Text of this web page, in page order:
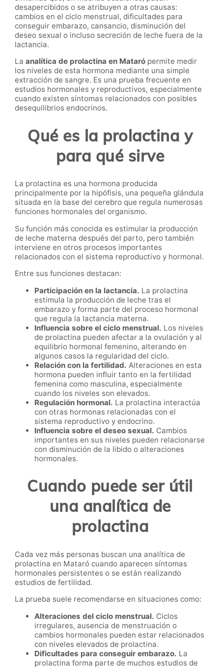
desapercibidos o se atribuyen a otras causas:
cambios en el ciclo menstrual, dificultades para
conseguir embarazo, cansancio, disminución del
deseo sexual o incluso secreción de leche fuera de la
lactancia.
La analítica de prolactina en Mataró permite medir
los niveles de esta hormona mediante una simple
extracción de sangre. Es una prueba frecuente en
estudios hormonales y reproductivos, especialmente
cuando existen síntomas relacionados con posibles
desequilibrios endocrinos.
Qué es la prolactina y
para qué sirve
La prolactina es una hormona producida
principalmente por la hipófisis, una pequeña glándula
situada en la base del cerebro que regula numerosas
funciones hormonales del organismo.
Su función más conocida es estimular la producción
de leche materna después del parto, pero también
interviene en otros procesos importantes
relacionados con el sistema reproductivo y hormonal.
Entre sus funciones destacan:
Participación en la lactancia. La prolactina
estimula la producción de leche tras el
embarazo y forma parte del proceso hormonal
que regula la lactancia materna.
Influencia sobre el ciclo menstrual. Los niveles
de prolactina pueden afectar a la ovulación y al
equilibrio hormonal femenino, alterando en
algunos casos la regularidad del ciclo.
Relación con la fertilidad. Alteraciones en esta
hormona pueden influir tanto en la fertilidad
femenina como masculina, especialmente
cuando los niveles son elevados.
Regulación hormonal. La prolactina interactúa
con otras hormonas relacionadas con el
sistema reproductivo y endocrino.
Influencia sobre el deseo sexual. Cambios
importantes en sus niveles pueden relacionarse
con disminución de la libido o alteraciones
hormonales.
Cuando puede ser útil
una analítica de
prolactina
Cada vez más personas buscan una analítica de
prolactina en Mataró cuando aparecen síntomas
hormonales persistentes o se están realizando
estudios de fertilidad.
La prueba suele recomendarse en situaciones como:
Alteraciones del ciclo menstrual. Ciclos
irregulares, ausencia de menstruación o
cambios hormonales pueden estar relacionados
con niveles elevados de prolactina.
Dificultades para conseguir embarazo. La
prolactina forma parte de muchos estudios de